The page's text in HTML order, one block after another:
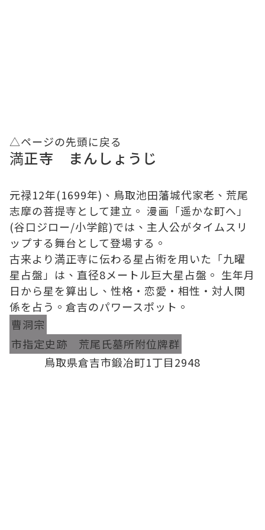
△ページの先頭に戻る
満正寺 まんしょうじ
元禄12年(1699年)、鳥取池田藩城代家老、荒尾
志摩の菩提寺として建立。 漫画「遥かな町へ」
(谷口ジロー/小学館)では、主人公がタイムスリ
ップする舞台として登場する。
古来より満正寺に伝わる星占術を用いた「九曜
星占盤」は、直径8メートル巨大星占盤。 生年月
日から星を算出し、性格・恋愛・相性・対人関
係を占う。倉吉のパワースポット。
曹洞宗
市指定史跡 荒尾氏墓所附位牌群
鳥取県倉吉市鍛冶町1丁目2948